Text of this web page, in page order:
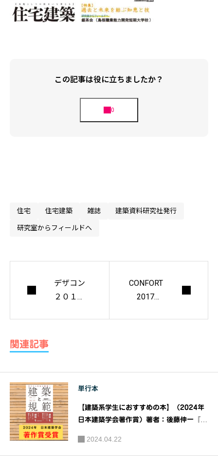
この記事は役に立ちましたか？
住宅 住宅建築 雑誌 建築資料研究社発行
研究室からフィールドへ
デザコン
２０１５ i
k
CONFORT
2017年
関連記事
単行本
【建築系学生におすすめの本】（2024年
日本建築学会著作賞）著者：後藤伸一『
行：建築資料研究社
2024.04.22